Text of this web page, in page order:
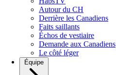
Autour du CH
Derrière les Canadiens
Faits saillants
Échos de vestiaire
Demande aux Canadiens
Le côté léger
Équipe